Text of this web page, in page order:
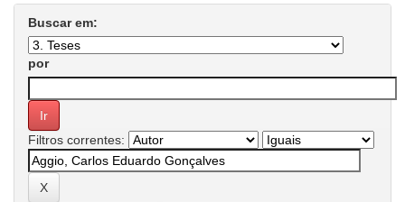
Buscar em:
por
Filtros correntes: